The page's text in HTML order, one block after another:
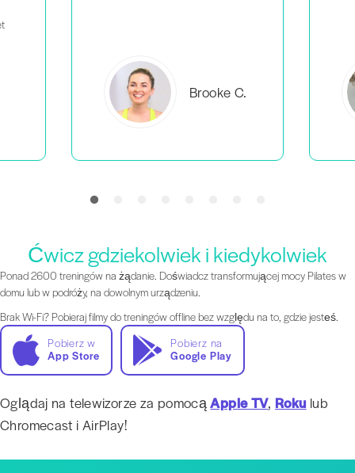
Everlea B.
Ćwicz gdziekolwiek i kiedykolwiek
Ponad 2600 treningów na żądanie. Doświadcz transformującej mocy Pilates w
domu lub w podróży, na dowolnym urządzeniu.
Brak Wi-Fi? Pobieraj filmy do treningów offline bez względu na to, gdzie jesteś.
Pobierz w
App Store
Pobierz na
Google Play
Oglądaj na telewizorze za pomocąApple TV, Roku lub
Chromecast i AirPlay!